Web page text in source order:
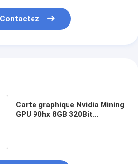
Contactez
Carte graphique Nvidia Mining
GPU 90hx 8GB 320Bit